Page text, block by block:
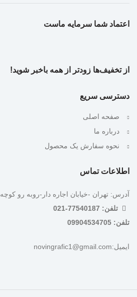
اعتماد شما سرمایه ماست
از تخفیف‌ها زودتر از همه باخبر شوید!
دسترسی سریع
صفحه اصلی
درباره ما
نحوه سفارش یک محصول
اطلاعات تماس
آدرس: تهران -خیابان اجاره دار-روبه رو کوچه 48 ام-شرکت نوین گرافیک
تلفن: 77540187-021
تلفن: 09904534705
ایمیل:novingrafic1@gmail.com